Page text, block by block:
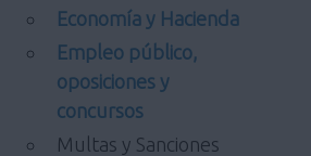
Economía y Hacienda
Empleo público,
oposiciones y
concursos
Multas y Sanciones